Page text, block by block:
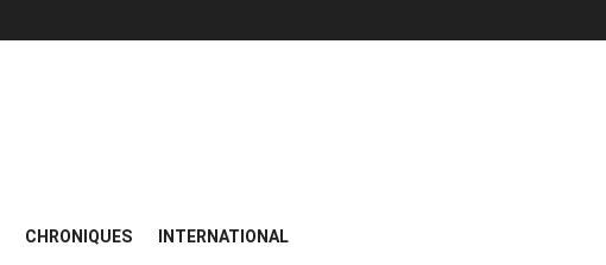
CHRONIQUES INTERNATIONAL